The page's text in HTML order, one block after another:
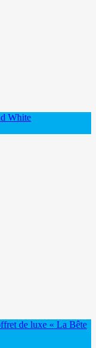
White
de luxe « La Bête